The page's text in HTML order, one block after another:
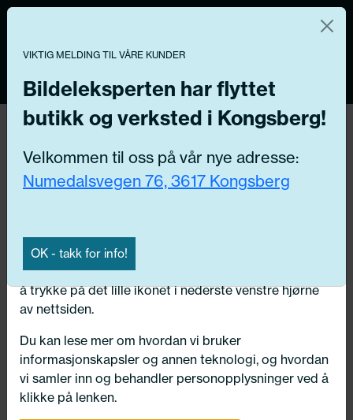
Tilbake
Vi og våre forretningspartnere bruker teknologier,
inkludert informasjonskapsler/«cookies» til å samle
informasjon om deg for forskjellige formål, inkludert:
Funksjonelle, Statistiske, Markedsføring
Ved å trykke «Godta» gir du din tillatelse til alle disse
formålene. Du kan også velge formålet du vil
innstillingene».
Du kan trekke tilbake samtykket ditt til enhver tid ved
å trykke på det lille ikonet i nederste venstre hjørne
av nettsiden.
Du kan lese mer om hvordan vi bruker
informasjonskapsler og annen teknologi, og hvordan
vi samler inn og behandler personopplysninger ved å
klikke på lenken.
VIKTIG MELDING TIL VÅRE KUNDER
Bildeleksperten har flyttet
butikk og verksted i Kongsberg!
Velkommen til oss på vår nye adresse:
Numedalsvegen 76, 3617 Kongsberg
OK - takk for info!